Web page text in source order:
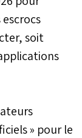
soit
» pour le